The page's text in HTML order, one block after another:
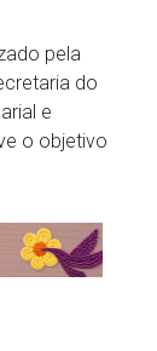
pela
do
e
o objetivo